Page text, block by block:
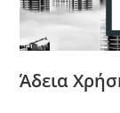
Άδεια